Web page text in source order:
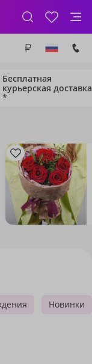
Бесплатная
курьерская доставка
*
Новинки